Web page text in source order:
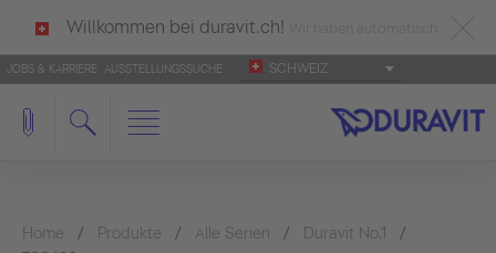
Willkommen bei duravit.ch!
deutsch als Ihre Sprache erkannt.
Français Italiano
JOBS & KARRIERE AUSSTELLUNGSSUCHE SCHWEIZ
Home Produkte Alle Serien
Duravit No.1